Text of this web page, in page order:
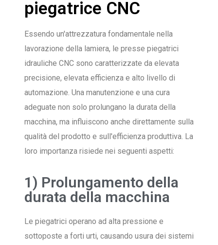
piegatrice CNC
Essendo un'attrezzatura fondamentale nella
lavorazione della lamiera, le presse piegatrici
idrauliche CNC sono caratterizzate da elevata
precisione, elevata efficienza e alto livello di
automazione. Una manutenzione e una cura
adeguate non solo prolungano la durata della
macchina, ma influiscono anche direttamente sulla
qualità del prodotto e sull'efficienza produttiva. La
loro importanza risiede nei seguenti aspetti:
1) Prolungamento della
durata della macchina
Le piegatrici operano ad alta pressione e
sottoposte a forti urti, causando usura dei sistemi